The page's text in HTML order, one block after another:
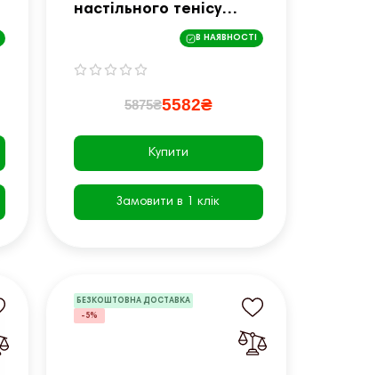
настільного тенісу
Cornilleau NEXEO X200
OUTDOOR, чорна
В НАЯВНОСТІ
5875₴5582₴
Купити
Замовити в 1 клік
БЕЗКОШТОВНА ДОСТАВКА
-5%